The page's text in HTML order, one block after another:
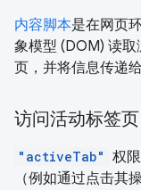
内容脚本是在网页
象模型 (DOM) 读
页，并将信息传递
访问活动标签页
"activeTab" 权
（例如通过点击其